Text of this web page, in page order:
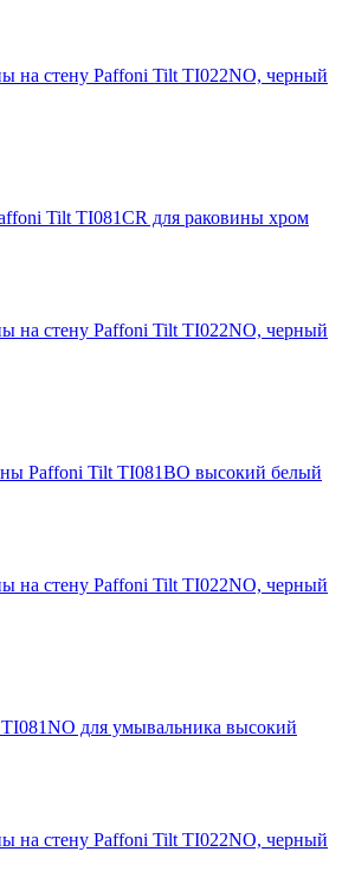
Tilt TI081CR для раковины хром
Paffoni Tilt TI081BO высокий белый
для умывальника высокий